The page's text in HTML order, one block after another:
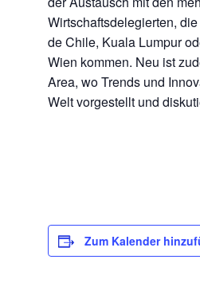
Wirtschaftsdelegierten,
de Chile, Kuala Lumpur
Wien kommen. Neu ist
Area, wo Trends und
Welt vorgestellt und
Zum Kalender